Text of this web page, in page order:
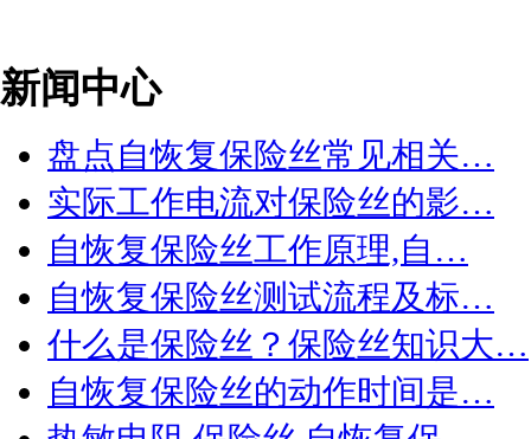
新闻中心
盘点自恢复保险丝常见相关…
实际工作电流对保险丝的影…
自恢复保险丝工作原理,自…
自恢复保险丝测试流程及标…
什么是保险丝？保险丝知识大…
自恢复保险丝的动作时间是…